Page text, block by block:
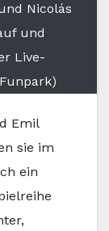
Nicolás
und
Live-
Emil
sie im
ein